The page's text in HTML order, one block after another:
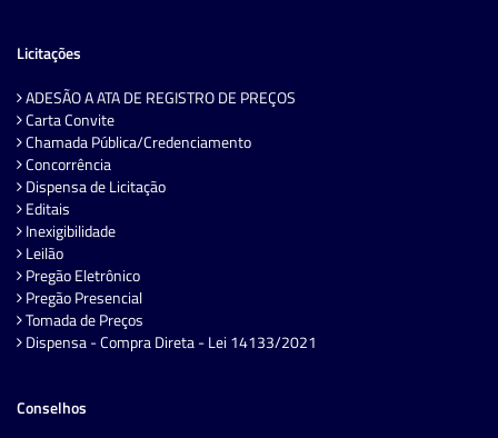
Licitações
ADESÃO A ATA DE REGISTRO DE PREÇOS
Carta Convite
Chamada Pública/Credenciamento
Concorrência
Dispensa de Licitação
Editais
Inexigibilidade
Leilão
Pregão Eletrônico
Pregão Presencial
Tomada de Preços
Dispensa - Compra Direta - Lei 14133/2021
Conselhos